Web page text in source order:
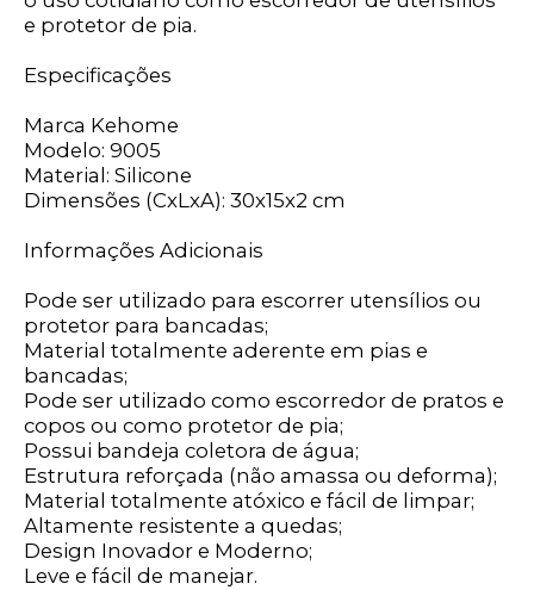
e protetor de pia.
Especificações
Marca Kehome
Modelo: 9005
Material: Silicone
Dimensões (CxLxA): 30x15x2 cm
Informações Adicionais
Pode ser utilizado para escorrer utensílios ou
protetor para bancadas;
Material totalmente aderente em pias e
bancadas;
Pode ser utilizado como escorredor de pratos e
copos ou como protetor de pia;
Possui bandeja coletora de água;
Estrutura reforçada (não amassa ou deforma);
Material totalmente atóxico e fácil de limpar;
Altamente resistente a quedas;
Design Inovador e Moderno;
Leve e fácil de manejar.